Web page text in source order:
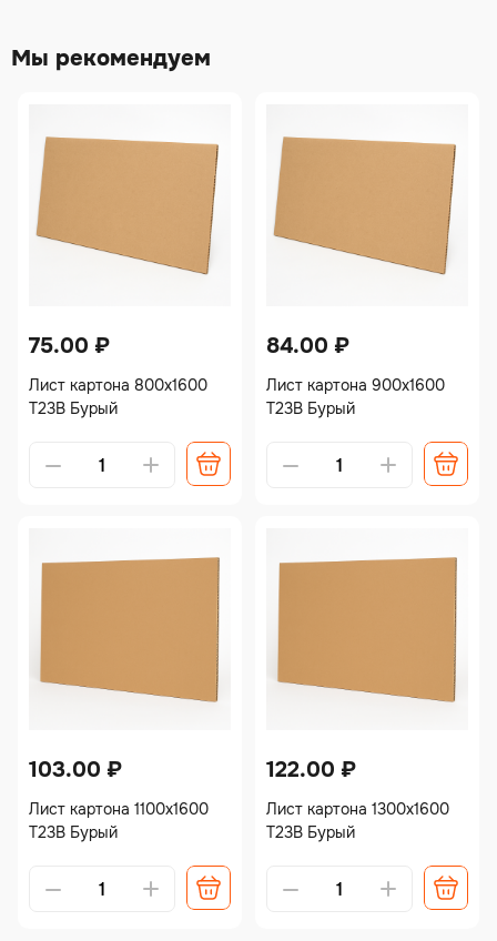
Мы рекомендуем
75.00 ₽
Лист картона 800х1600
Т23В Бурый
Alternative:
84.00 ₽
Лист картона 900х1600
Т23В Бурый
Alternative:
103.00 ₽
Лист картона 1100х1600
Т23В Бурый
Alternative:
122.00 ₽
Лист картона 1300х1600
Т23В Бурый
Alternative: